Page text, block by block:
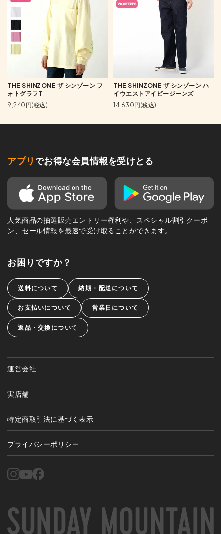
THE SHINZONE ザ シンゾーン フ
ォトグラフT
9,240円(税込)
THE SHINZONE ザ シンゾーン ハ
イウエストアイビージーンズ
14,630円(税込)
アプリ でお得な会員情報を受けとる
人気商品の抽選販売エントリー権利や、スペシャル割引クーポ
ン、セール情報を最速で受け取ることができます。
お困りですか？
送料について 納期・配送について
お支払いについて 営業日について
返品・交換について
運営会社
実店舗
特定商取引法に基づく表示
プライバシーポリシー